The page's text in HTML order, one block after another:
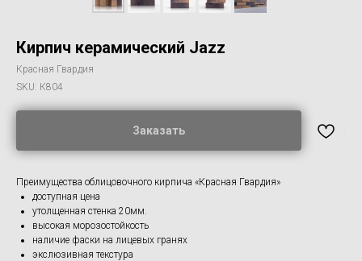
Кирпич керамический Jazz
Красная Гвардия
SKU: К804
Заказать
Преимущества облицовочного кирпича «Красная Гвардия»
доступная цена
утолщенная стенка 20мм.
высокая морозостойкость
наличие фаски на лицевых гранях
экслюзивная текстура